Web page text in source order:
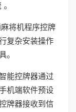
将机程序控牌
复杂安装操作
。
能控牌器通过
机端软件预设
牌器接收到信